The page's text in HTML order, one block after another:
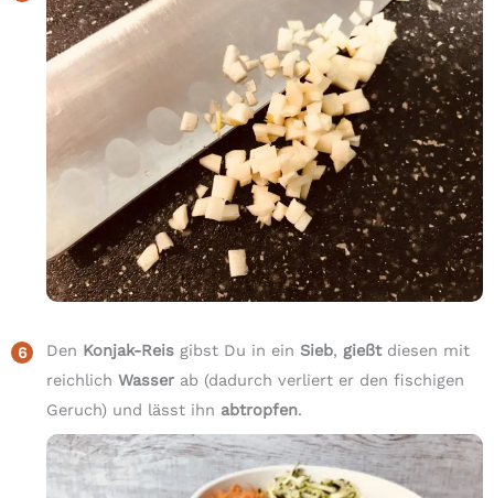
Den Konjak-Reis gibst Du in ein Sieb, gießtdiesen mit
reichlich Wasser ab (dadurch verliert er den fischigen
Geruch) und lässt ihn abtropfen.